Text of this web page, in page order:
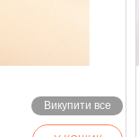
Викупити все